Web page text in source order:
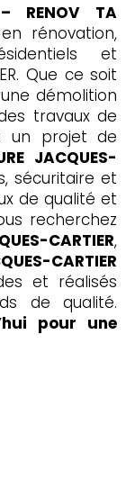
– RENOV TA
rénovation,
et
Que ce soit
démolition
travaux de
un projet de
JACQUES-
sécuritaire et
de qualité et
recherchez
CARTIER,
CARTIER
et réalisés
de qualité.
pour une